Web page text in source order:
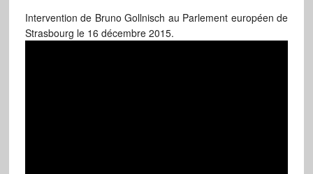
Intervention de Bruno Gollnisch au Parlement européen de
Strasbourg le 16 décembre 2015.